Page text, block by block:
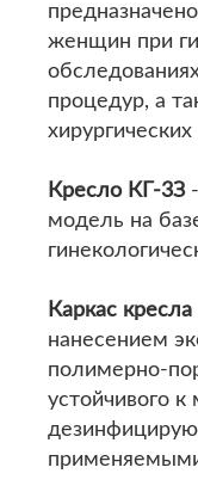
женщин при
процедур, а
Кресло КГ-3З-
модель на
Каркас кресла
нанесением
полимерно-
устойчивого к